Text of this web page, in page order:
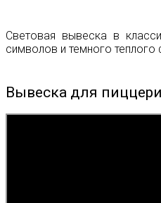
Световая вывеска в
символов и темного
Вывеска для